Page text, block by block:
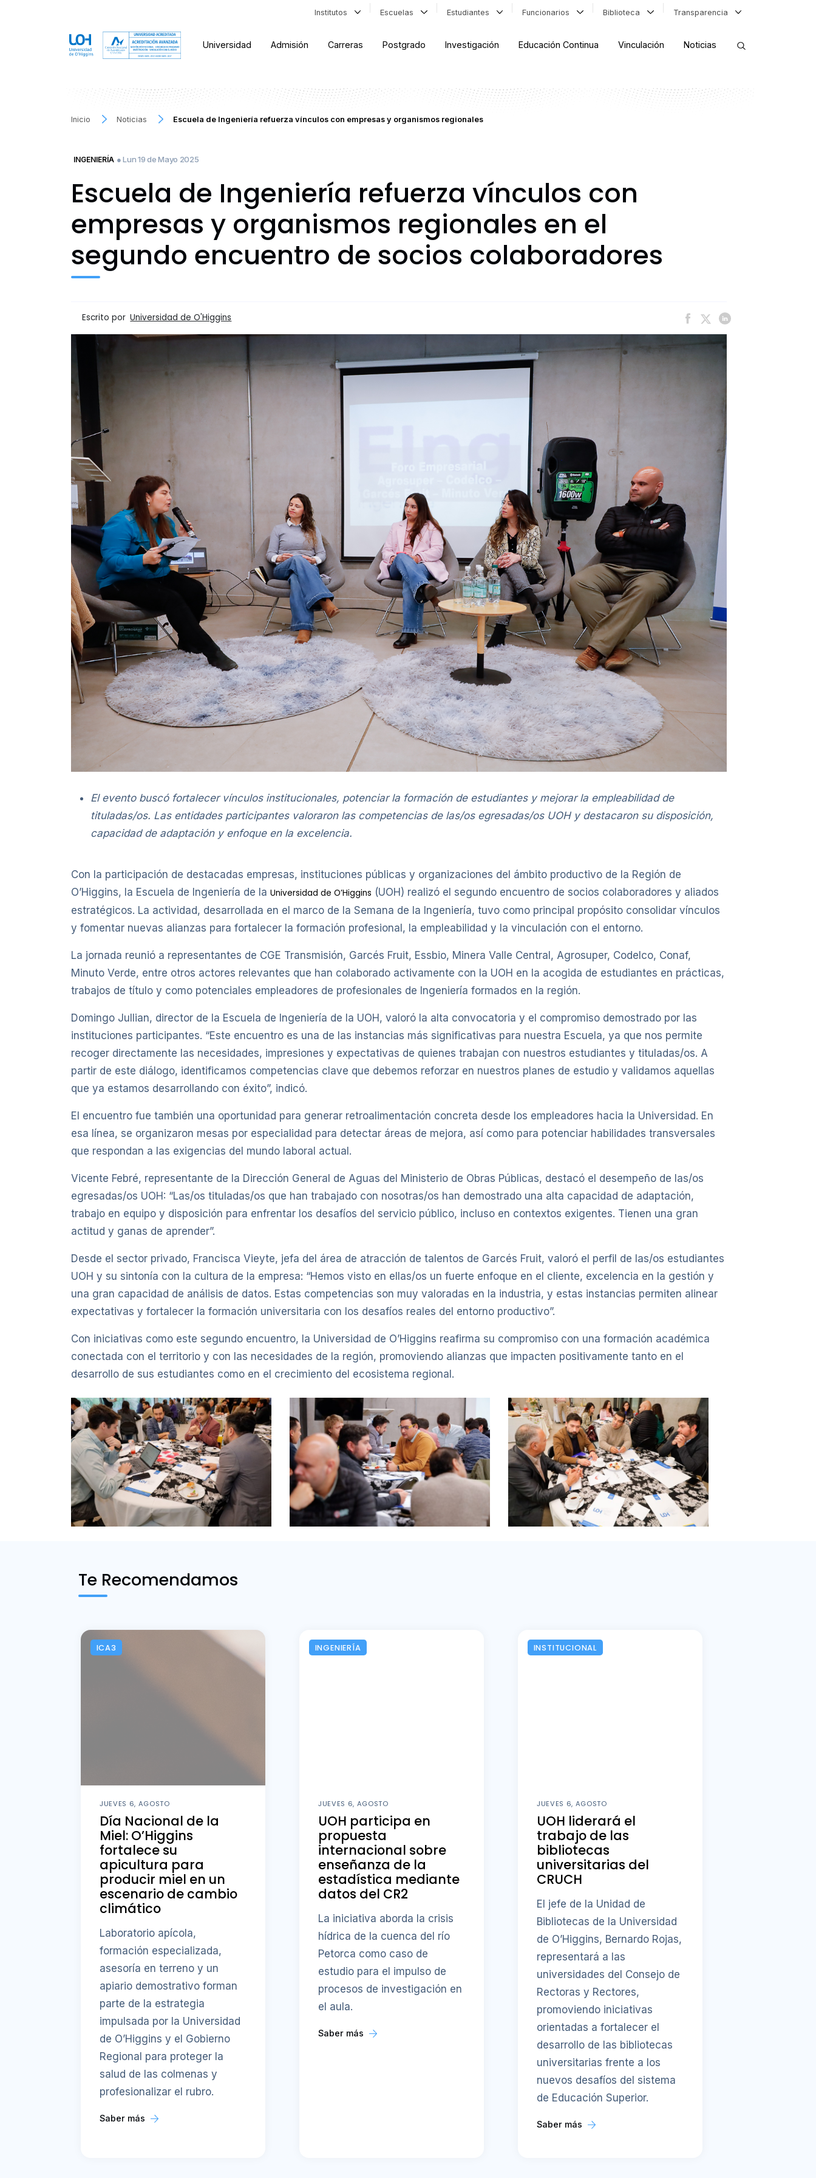
Institutos Escuelas Estudiantes Funcionarios Biblioteca Transparencia
Universidad Admisión Carreras Postgrado Investigación Educación Continua Vinculación Noticias
Inicio Noticias Escuela de Ingeniería refuerza vínculos con empresas y organismos regionales
INGENIERÍA ● Lun 19 de Mayo 2025
Escuela de Ingeniería refuerza vínculos con
empresas y organismos regionales en el
segundo encuentro de socios colaboradores
Escrito por Universidad de O'Higgins
El evento buscó fortalecer vínculos institucionales, potenciar la formación de estudiantes y mejorar la empleabilidad de
tituladas/os. Las entidades participantes valoraron las competencias de las/os egresadas/os UOH y destacaron su disposición,
capacidad de adaptación y enfoque en la excelencia.
Con la participación de destacadas empresas, instituciones públicas y organizaciones del ámbito productivo de la Región de
O’Higgins, la Escuela de Ingeniería de la Universidad de O’Higgins (UOH) realizó el segundo encuentro de socios colaboradores y aliados
estratégicos. La actividad, desarrollada en el marco de la Semana de la Ingeniería, tuvo como principal propósito consolidar vínculos
y fomentar nuevas alianzas para fortalecer la formación profesional, la empleabilidad y la vinculación con el entorno.
La jornada reunió a representantes de CGE Transmisión, Garcés Fruit, Essbio, Minera Valle Central, Agrosuper, Codelco, Conaf,
Minuto Verde, entre otros actores relevantes que han colaborado activamente con la UOH en la acogida de estudiantes en prácticas,
trabajos de título y como potenciales empleadores de profesionales de Ingeniería formados en la región.
Domingo Jullian, director de la Escuela de Ingeniería de la UOH, valoró la alta convocatoria y el compromiso demostrado por las
instituciones participantes. “Este encuentro es una de las instancias más significativas para nuestra Escuela, ya que nos permite
recoger directamente las necesidades, impresiones y expectativas de quienes trabajan con nuestros estudiantes y tituladas/os. A
partir de este diálogo, identificamos competencias clave que debemos reforzar en nuestros planes de estudio y validamos aquellas
que ya estamos desarrollando con éxito”, indicó.
El encuentro fue también una oportunidad para generar retroalimentación concreta desde los empleadores hacia la Universidad. En
esa línea, se organizaron mesas por especialidad para detectar áreas de mejora, así como para potenciar habilidades transversales
que respondan a las exigencias del mundo laboral actual.
Vicente Febré, representante de la Dirección General de Aguas del Ministerio de Obras Públicas, destacó el desempeño de las/os
egresadas/os UOH: “Las/os tituladas/os que han trabajado con nosotras/os han demostrado una alta capacidad de adaptación,
trabajo en equipo y disposición para enfrentar los desafíos del servicio público, incluso en contextos exigentes. Tienen una gran
actitud y ganas de aprender”.
Desde el sector privado, Francisca Vieyte, jefa del área de atracción de talentos de Garcés Fruit, valoró el perfil de las/os estudiantes
UOH y su sintonía con la cultura de la empresa: “Hemos visto en ellas/os un fuerte enfoque en el cliente, excelencia en la gestión y
una gran capacidad de análisis de datos. Estas competencias son muy valoradas en la industria, y estas instancias permiten alinear
expectativas y fortalecer la formación universitaria con los desafíos reales del entorno productivo”.
Con iniciativas como este segundo encuentro, la Universidad de O’Higgins reafirma su compromiso con una formación académica
conectada con el territorio y con las necesidades de la región, promoviendo alianzas que impacten positivamente tanto en el
desarrollo de sus estudiantes como en el crecimiento del ecosistema regional.
Te Recomendamos
ICA3
JUEVES 6, AGOSTO
Día Nacional de la
Miel: O’Higgins
fortalece su
apicultura para
producir miel en un
escenario de cambio
climático
Laboratorio apícola,
formación especializada,
asesoría en terreno y un
apiario demostrativo forman
parte de la estrategia
impulsada por la Universidad
de O’Higgins y el Gobierno
Regional para proteger la
salud de las colmenas y
profesionalizar el rubro.
Saber más
INGENIERÍA
JUEVES 6, AGOSTO
UOH participa en
propuesta
internacional sobre
enseñanza de la
estadística mediante
datos del CR2
La iniciativa aborda la crisis
hídrica de la cuenca del río
Petorca como caso de
estudio para el impulso de
procesos de investigación en
el aula.
Saber más
INSTITUCIONAL
JUEVES 6, AGOSTO
UOH liderará el
trabajo de las
bibliotecas
universitarias del
CRUCH
El jefe de la Unidad de
Bibliotecas de la Universidad
de O’Higgins, Bernardo Rojas,
representará a las
universidades del Consejo de
Rectoras y Rectores,
promoviendo iniciativas
orientadas a fortalecer el
desarrollo de las bibliotecas
universitarias frente a los
nuevos desafíos del sistema
de Educación Superior.
Saber más